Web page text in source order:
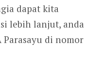
dapat kita
lebih lanjut, anda
di nomor